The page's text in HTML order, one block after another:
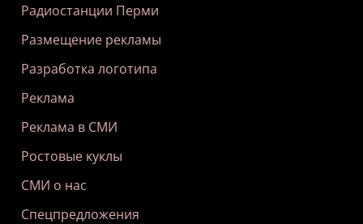
Радиостанции Перми
Размещение рекламы
Разработка логотипа
Реклама
Реклама в СМИ
Ростовые куклы
СМИ о нас
Спецпредложения